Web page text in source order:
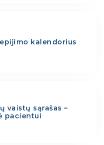
kalendorius
vaistų sąrašas –
pacientui